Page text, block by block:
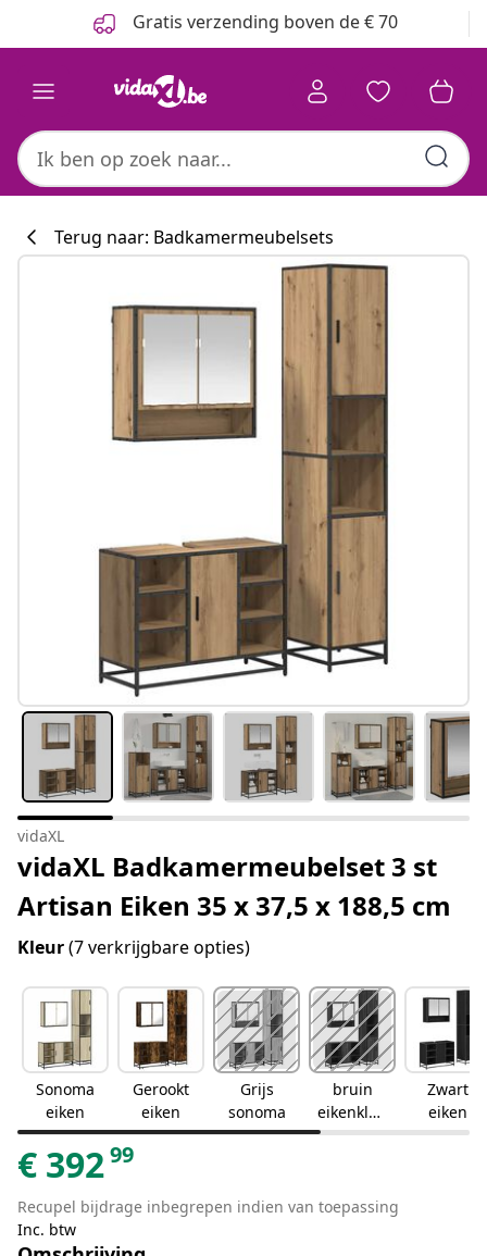
Gratis verzending boven de € 70
Terug naar: Badkamermeubelsets
vidaXL
vidaXL Badkamermeubelset 3 st
Artisan Eiken 35 x 37,5 x 188,5 cm
Kleur(7 verkrijgbare opties)
Sonoma
eiken
Gerookt
eiken
Grijs
sonoma
bruin
eikenkleu
r
Zwart
eiken
€ 39299
Recupel bijdrage inbegrepen indien van toepassing
Inc. btw